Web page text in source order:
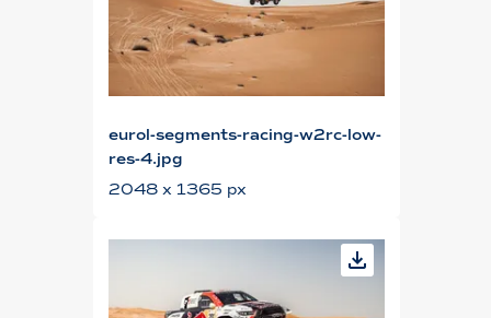
eurol-segments-racing-w2rc-low-
res-4.jpg
2048 x 1365 px